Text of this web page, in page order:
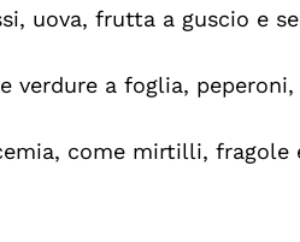
uova, frutta a guscio e
verdure a foglia,
come mirtilli, fragole